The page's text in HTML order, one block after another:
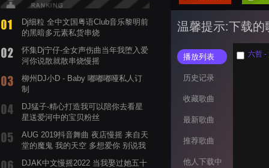
Dj细粒 全中文国粤语Club音乐黎明前
的黑暗多元素私货串烧
怀集Dj宁仔-全女声伤曲当年我堕入爱
河你说散就散串烧慢摇
柳州DJ小D - Baby 嘟嘟嘟哑私人订
制
DJ猛子-精心打造我可以陪你去看星
星送爱河中的宝贝粉丝
AUG 2019抖音舞曲 夜店慢摇 来自天
堂的魔鬼 我的天空 多想爱你 别说我
DJAK中文慢摇2022 当我娶过她五十
温馨提示:下载的
播放列表
历史记录
收藏歌曲
最新歌曲
推荐歌曲
他人下载中
六哲 -